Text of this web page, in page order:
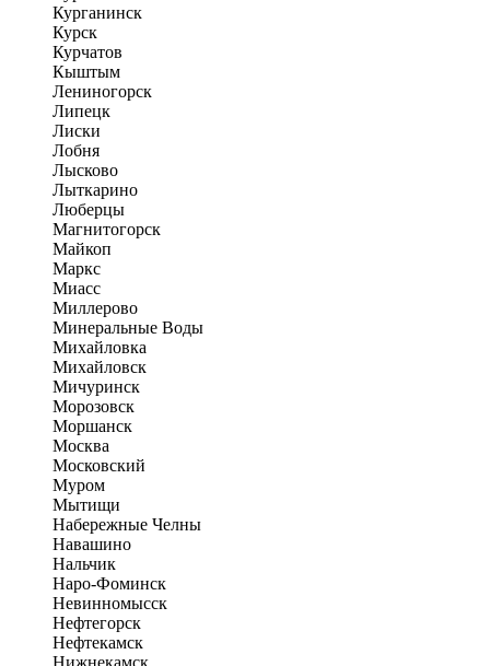
Курганинск
Курск
Курчатов
Кыштым
Лениногорск
Липецк
Лиски
Лобня
Лысково
Лыткарино
Люберцы
Магнитогорск
Майкоп
Маркс
Миасс
Миллерово
Минеральные Воды
Михайловка
Михайловск
Мичуринск
Морозовск
Моршанск
Москва
Московский
Муром
Мытищи
Набережные Челны
Навашино
Нальчик
Наро-Фоминск
Невинномысск
Нефтегорск
Нефтекамск
Нижнекамск